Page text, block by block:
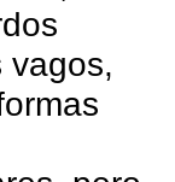
vagos,